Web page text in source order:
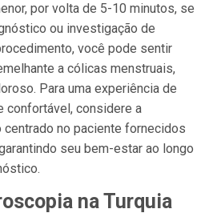
por volta de 5-10 minutos, se
ou investigação de
você pode sentir
a cólicas menstruais,
Para uma experiência de
confortável, considere a
no paciente fornecidos
seu bem-estar ao longo
na Turquia